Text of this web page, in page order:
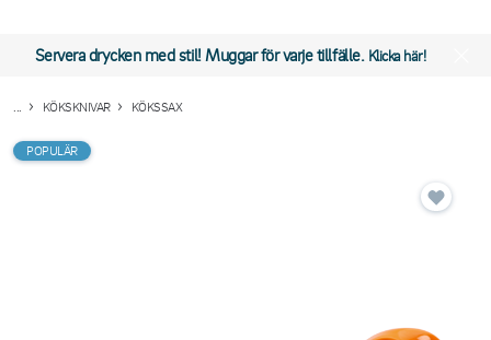
Servera drycken med stil! Muggar för varje tillfälle. Klicka här!
KÖKSKNIVAR KÖKSSAX
POPULÄR